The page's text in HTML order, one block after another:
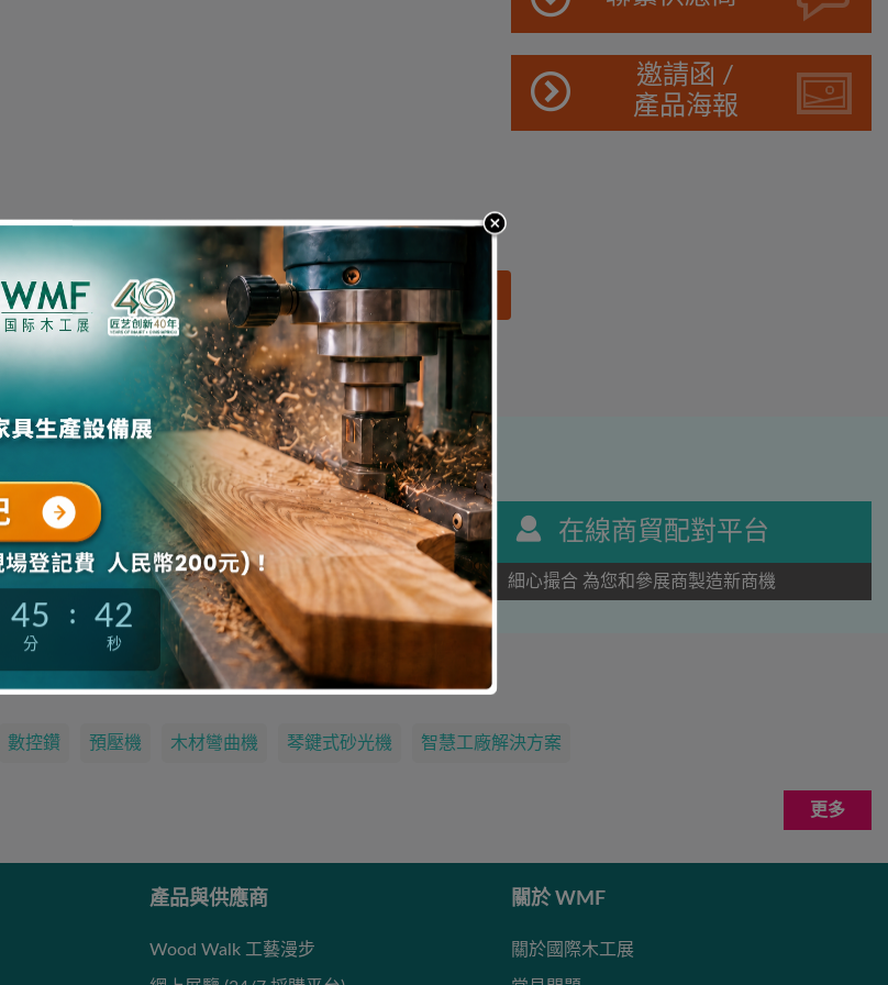
邀請函 /
產品海報
海外觀眾預登記
90%木工企業還同時查看了以下內容
產品名錄
立即探索前沿木工和家具生產方案
在線商貿配對平台
細心撮合 為您和參展商製造新商機
木工人正在熱搜的產品…
數控鑽 預壓機 木材彎曲機 琴鍵式砂光機 智慧工廠解決方案
更多
產品與供應商
Wood Walk 工藝漫步
關於 WMF
關於國際木工展
45
分
: 42
秒